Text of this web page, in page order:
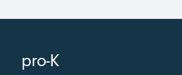
pro-K